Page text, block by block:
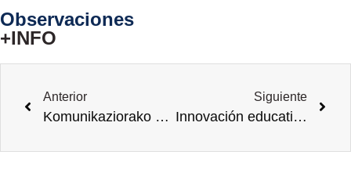
Observaciones
+INFO
Anterior
Komunikaziorako Gaitasunaren Ebaluazioa Ingurune Birtualetan Goi-Mailako Irakaskuntzan
Siguiente
Innovación educativa y desarrollo profesional: el caso de la Escuela Pública de Antzuola